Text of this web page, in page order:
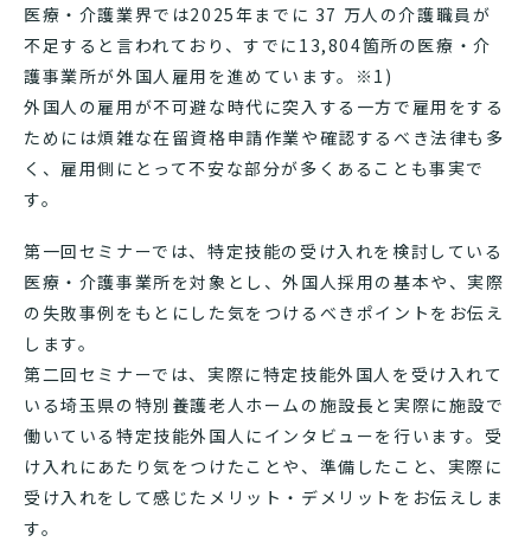
医療・介護業界では2025年までに 37 万人の介護職員が
不足すると言われており、すでに13,804箇所の医療・介
護事業所が外国人雇用を進めています。※1)
外国人の雇用が不可避な時代に突入する一方で雇用をする
ためには煩雑な在留資格申請作業や確認するべき法律も多
く、雇用側にとって不安な部分が多くあることも事実で
す。
第一回セミナーでは、特定技能の受け入れを検討している
医療・介護事業所を対象とし、外国人採用の基本や、実際
の失敗事例をもとにした気をつけるべきポイントをお伝え
します。
第二回セミナーでは、実際に特定技能外国人を受け入れて
いる埼玉県の特別養護老人ホームの施設長と実際に施設で
働いている特定技能外国人にインタビューを行います。受
け入れにあたり気をつけたことや、準備したこと、実際に
受け入れをして感じたメリット・デメリットをお伝えしま
す。